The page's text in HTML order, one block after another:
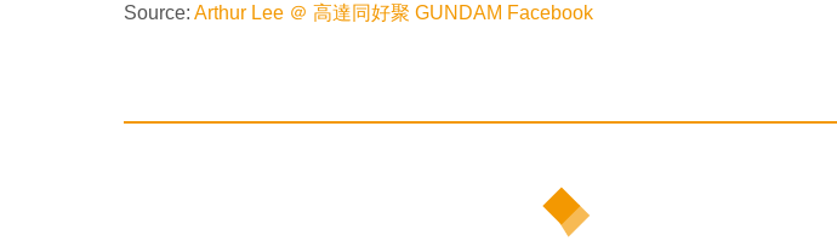
Source: Arthur Lee ＠ 高達同好聚 GUNDAM Facebook